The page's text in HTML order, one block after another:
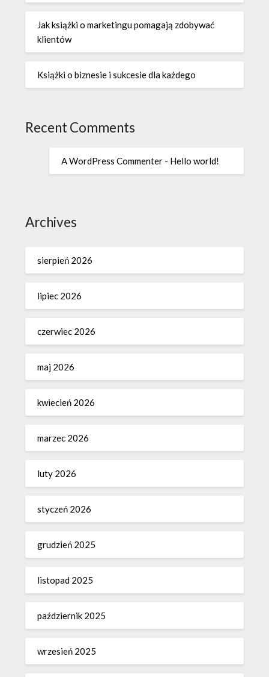
Jak książki o marketingu pomagają zdobywać
klientów
Książki o biznesie i sukcesie dla każdego
Recent Comments
A WordPress Commenter - Hello world!
Archives
sierpień 2026
lipiec 2026
czerwiec 2026
maj 2026
kwiecień 2026
marzec 2026
luty 2026
styczeń 2026
grudzień 2025
listopad 2025
październik 2025
wrzesień 2025